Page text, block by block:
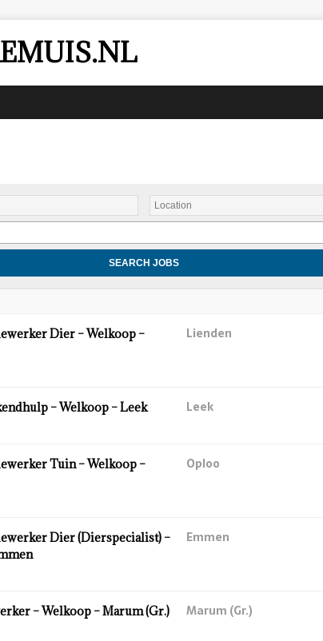
Dier – Welkoop –
Lienden
– Welkoop – Leek Leek
Tuin – Welkoop –
Oploo
Dier (Dierspecialist) –
Emmen
– Welkoop – Marum (Gr.) Marum (Gr.)